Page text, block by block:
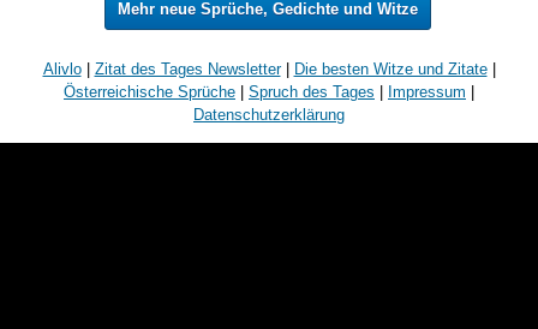
Mehr neue Sprüche, Gedichte und Witze
Alivlo| Zitat des Tages Newsletter| Die besten Witze und Zitate|
Österreichische Sprüche | Spruch des Tages | Impressum |
Datenschutzerklärung